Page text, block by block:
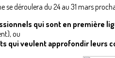
se déroulera du 24 au 31 mars
qui sont en première
ou
qui veulent approfondir leurs